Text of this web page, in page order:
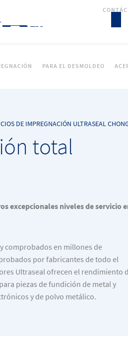
PARA EL DESMOLDEO
DE IMPREGNACIÓN ULTRASEAL
total
excepcionales niveles de servicio
comprobados en millones de
por fabricantes de todo el
Ultraseal ofrecen el rendimiento
piezas de fundición de metal y
y de polvo metálico.